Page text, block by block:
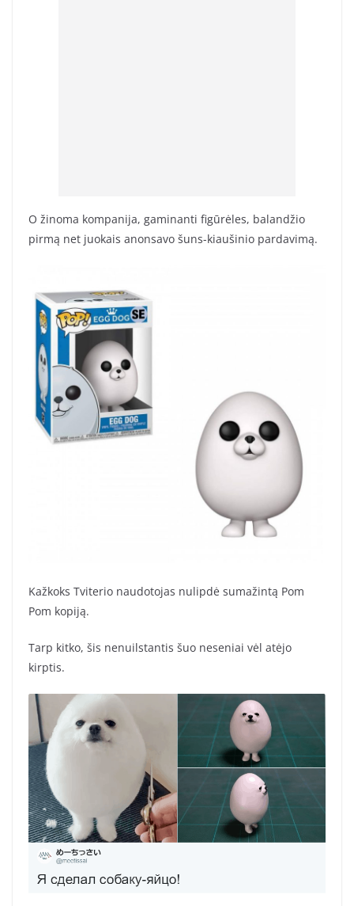
O žinoma kompanija, gaminanti figūrėles, balandžio
pirmą net juokais anonsavo šuns-kiaušinio pardavimą.
Kažkoks Tviterio naudotojas nulipdė sumažintą Pom
Pom kopiją.
Tarp kitko, šis nenuilstantis šuo neseniai vėl atėjo
kirptis.